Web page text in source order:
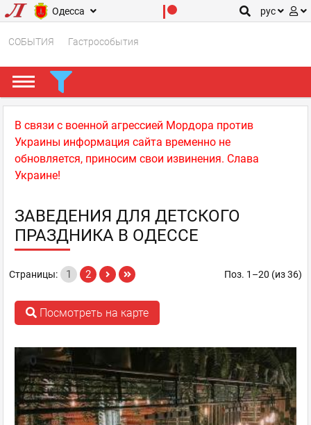
Одесса рус
СОБЫТИЯ Гастрособытия
В связи с военной агрессией Мордора против
Украины информация сайта временно не
обновляется, приносим свои извинения. Слава
Украине!
ЗАВЕДЕНИЯ ДЛЯ ДЕТСКОГО
ПРАЗДНИКА В ОДЕССЕ
Поз. 1–20 (из 36)
Страницы: 1 2
Посмотреть на карте